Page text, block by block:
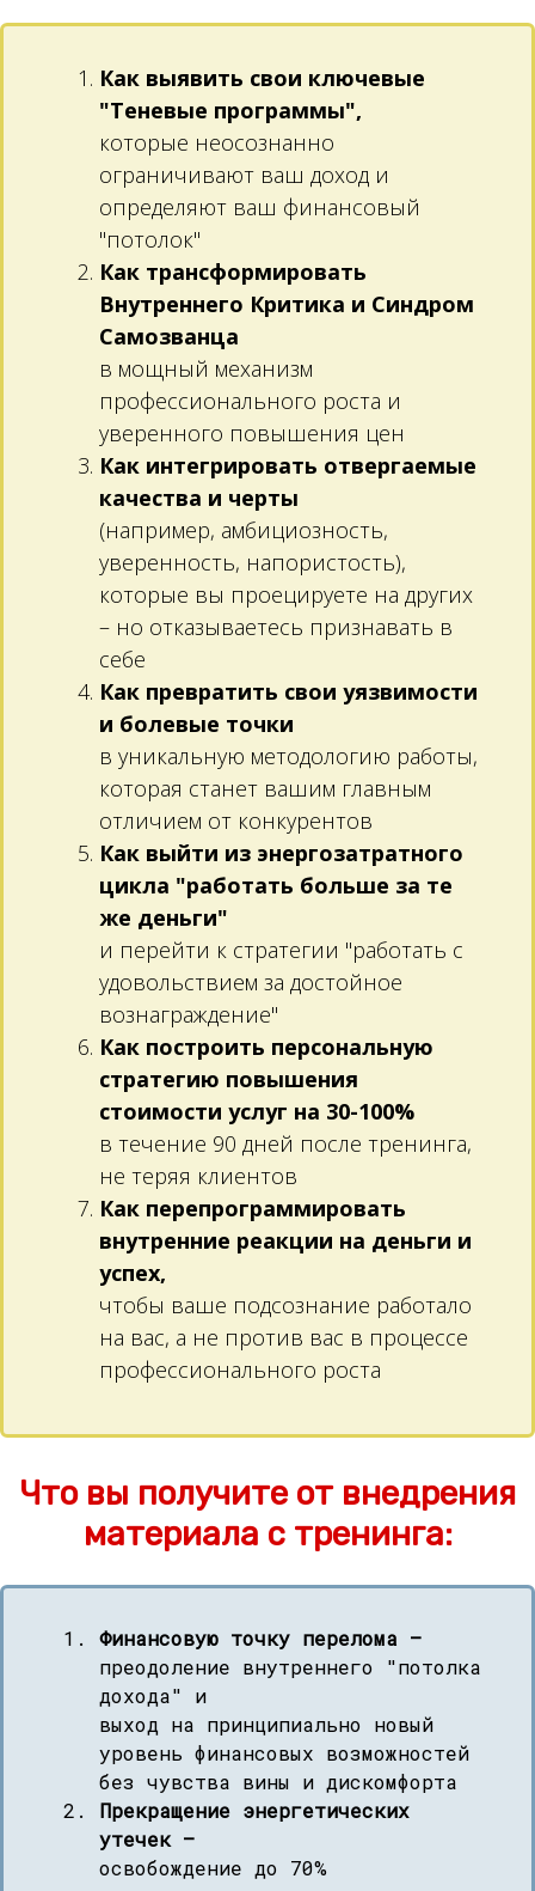
Как выявить свои ключевые
"Теневые программы",
которые неосознанно
ограничивают ваш доход и
определяют ваш финансовый
"потолок"
Как трансформировать
Внутреннего Критика и Синдром
Самозванца
в мощный механизм
профессионального роста и
уверенного повышения цен
Как интегрировать отвергаемые
качества и черты
(например, амбициозность,
уверенность, напористость),
которые вы проецируете на других
– но отказываетесь признавать в
себе
Как превратить свои уязвимости
и болевые точки
в уникальную методологию работы,
которая станет вашим главным
отличием от конкурентов
Как выйти из энергозатратного
цикла "работать больше за те
же деньги"
и перейти к стратегии "работать с
удовольствием за достойное
вознаграждение"
Как построить персональную
стратегию повышения
стоимости услуг на 30-100%
в течение 90 дней после тренинга,
не теряя клиентов
Как перепрограммировать
внутренние реакции на деньги и
успех,
чтобы ваше подсознание работало
на вас, а не против вас в процессе
профессионального роста
Что вы получите от внедрения
материала с тренинга:
Финансовую точку перелома —
преодоление внутреннего "потолка
дохода" и
выход на принципиально новый
уровень финансовых возможностей
без чувства вины и дискомфорта
Прекращение энергетических
утечек —
освобождение до 70%